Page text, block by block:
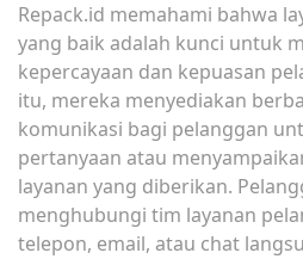
Repack.id memahami bahwa
yang baik adalah kunci untuk
kepercayaan dan kepuasan
itu, mereka menyediakan
komunikasi bagi pelanggan
pertanyaan atau
layanan yang diberikan.
menghubungi tim layanan
telepon, email, atau chat